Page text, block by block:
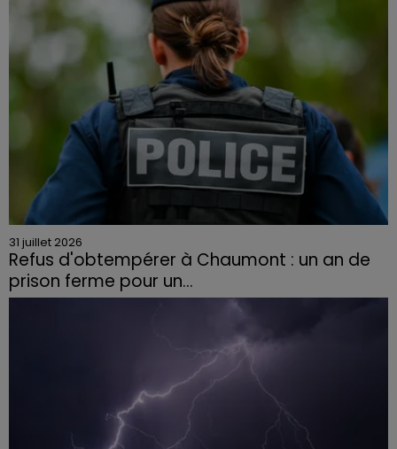
31 juillet 2026
Refus d'obtempérer à Chaumont : un an de
prison ferme pour un...
Le tribunal a également prononcé l'annulation de son